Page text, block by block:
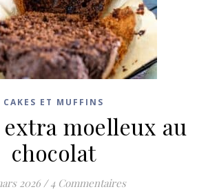
CAKES ET MUFFINS
moelleux au
chocolat
2026 / 4 Commentaires